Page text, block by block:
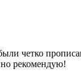
четко
рекомендую!